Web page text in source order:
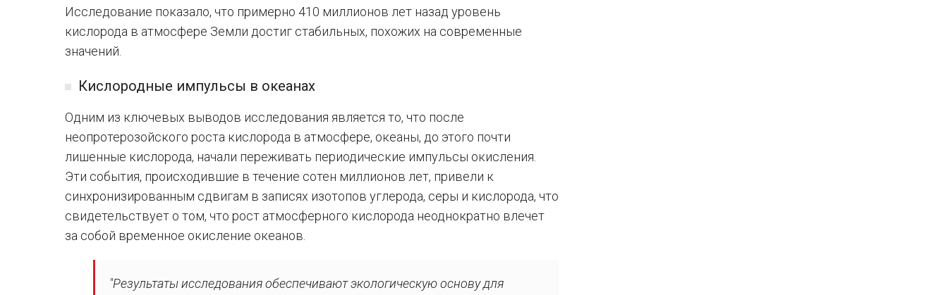
Исследование показало, что примерно 410 миллионов лет назад уровень
кислорода в атмосфере Земли достиг стабильных, похожих на современные
значений.
Кислородные импульсы в океанах
Одним из ключевых выводов исследования является то, что после
неопротерозойского роста кислорода в атмосфере, океаны, до этого почти
лишенные кислорода, начали переживать периодические импульсы окисления.
Эти события, происходившие в течение сотен миллионов лет, привели к
синхронизированным сдвигам в записях изотопов углерода, серы и кислорода, что
свидетельствует о том, что рост атмосферного кислорода неоднократно влечет
за собой временное окисление океанов.
"Результаты исследования обеспечивают экологическую основу для